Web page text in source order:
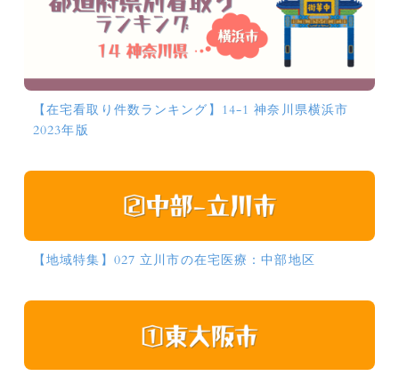
【在宅看取り件数ランキング】14-1 神奈川県横浜市
2023年版
【地域特集】027 立川市の在宅医療：中部地区